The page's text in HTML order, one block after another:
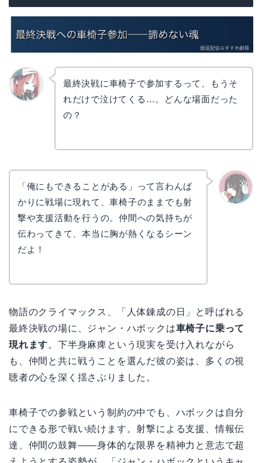
最終決戦に車椅子で参加するって、もうそ
れだけで泣けてくる…。どんな場面だった
の？
「俺にもできることがある」って言わんば
かりに戦場に現れて、車椅子のままでも射
撃や支援活動を行うの。仲間への気持ちが
伝わってきて、本当に胸が熱くなるシーン
だよ！
物語のクライマックス、「人体錬成の日」と呼ばれる
最終決戦の場に、ジャン・ハボックは車椅子に乗って
現れます。下半身麻痺という現実を受け入れながら
も、仲間と共に戦うことを選んだ彼の姿は、多くの視
聴者の心を深く揺さぶりました。
車椅子での参戦という制約の中でも、ハボックは自分
にできる形で戦い続けます。射撃による支援、情報伝
達、仲間の鼓舞——身体的な限界を精神力と意志で超